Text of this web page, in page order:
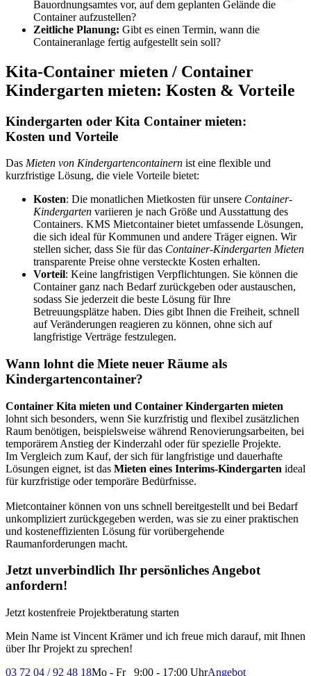
Bauordnungsamtes vor, auf dem geplanten Gelände die
Container aufzustellen?
Zeitliche Planung: Gibt es einen Termin, wann die
Containeranlage fertig aufgestellt sein soll?
Kita-Container mieten / Container
Kindergarten mieten: Kosten & Vorteile
Kindergarten oder Kita Container mieten:
Kosten und Vorteile
Das Mieten von Kindergartencontainern ist eine flexible und
kurzfristige Lösung, die viele Vorteile bietet:
Kosten: Die monatlichen Mietkosten für unsere Container-
Kindergarten variieren je nach Größe und Ausstattung des
Containers. KMS Mietcontainer bietet umfassende Lösungen,
die sich ideal für Kommunen und andere Träger eignen. Wir
stellen sicher, dass Sie für das Container-Kindergarten Mieten
transparente Preise ohne versteckte Kosten erhalten.
Vorteil: Keine langfristigen Verpflichtungen. Sie können die
Container ganz nach Bedarf zurückgeben oder austauschen,
sodass Sie jederzeit die beste Lösung für Ihre
Betreuungsplätze haben. Dies gibt Ihnen die Freiheit, schnell
auf Veränderungen reagieren zu können, ohne sich auf
langfristige Verträge festzulegen.
Wann lohnt die Miete neuer Räume als
Kindergartencontainer?
Container Kita mieten und Container Kindergarten mieten
lohnt sich besonders, wenn Sie kurzfristig und flexibel zusätzlichen
Raum benötigen, beispielsweise während Renovierungsarbeiten, bei
temporärem Anstieg der Kinderzahl oder für spezielle Projekte.
Im Vergleich zum Kauf, der sich für langfristige und dauerhafte
Lösungen eignet, ist das Mieten eines Interims-Kindergarten ideal
für kurzfristige oder temporäre Bedürfnisse.
Mietcontainer können von uns schnell bereitgestellt und bei Bedarf
unkompliziert zurückgegeben werden, was sie zu einer praktischen
und kosteneffizienten Lösung für vorübergehende
Raumanforderungen macht.
Jetzt unverbindlich Ihr persönliches Angebot
anfordern!
Jetzt kostenfreie Projektberatung starten
Mein Name ist Vincent Krämer und ich freue mich darauf, mit Ihnen
über Ihr Projekt zu sprechen!
03 72 04 / 92 48 18Mo - Fr 9:00 - 17:00 UhrAngebot